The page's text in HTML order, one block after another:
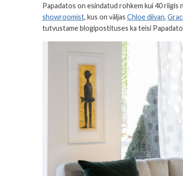
Papadatos on esindatud rohkem kui 40 riigis
showroomist, kus on väljas Chloe diivan,
tutvustame blogipostituses ka teisi